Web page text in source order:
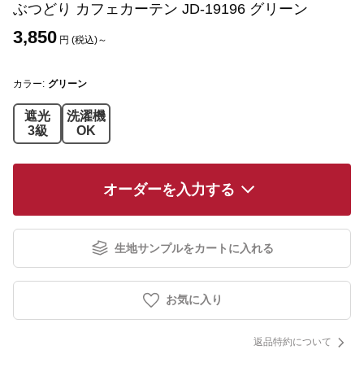
ぶつどり カフェカーテン JD-19196 グリーン
3,850 円 (税込)～
カラー: グリーン
遮光
3級
洗濯機
OK
オーダーを入力する
生地サンプルをカートに入れる
お気に入り
返品特約について